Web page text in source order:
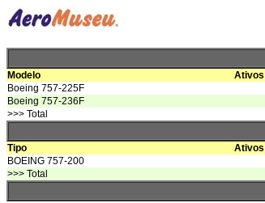
Modelo Ativos
Boeing 757-225F
Boeing 757-236F
>>> Total
Tipo Ativos
BOEING 757-200
>>> Total